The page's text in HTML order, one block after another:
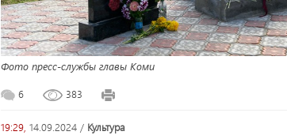
Фото пресс-службы главы Коми
6 383
19:29, 14.09.2024 / культура